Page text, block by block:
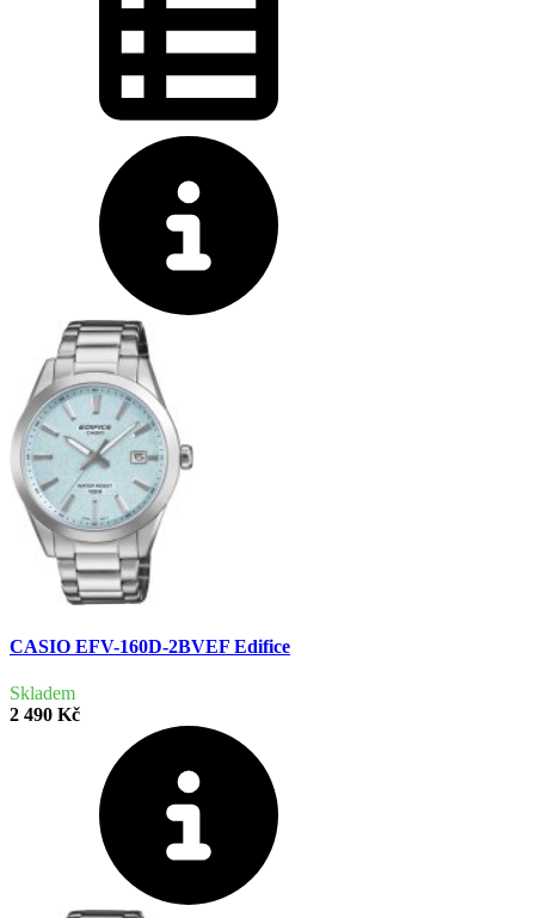
CASIO EFV-160D-2BVEF Edifice
Skladem
2 490 Kč